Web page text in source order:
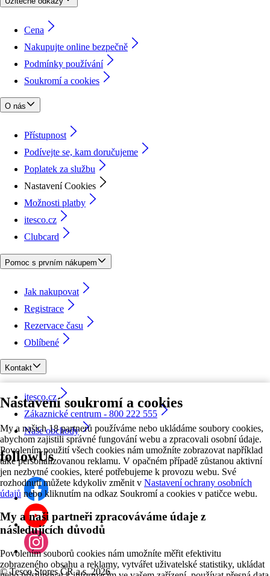
Nastavení soukromí a cookies
My a našich 18 partnerů používáme nebo ukládáme soubory cookies,
abychom zajistili správné fungování webu a zpracovali osobní údaje.
Povolením použití všech cookies nám umožníte zobrazovat například
také personalizovanou reklamu. V opačném případě zůstanou aktivní
jen nezbytné cookies, které potřebujeme k provozu webu. Své
rozhodnutí můžete kdykoliv změnit v Nastavení ochrany osobních
údajů nebo kliknutím na odkaz Soukromí a cookies v patičce webu.
My a naši partneři zpracováváme údaje z
následujících důvodů
Povolením souborů cookies nám umožníte měřit efektivitu
zobrazeného obsahu a reklamy, vytvářet uživatelské statistiky, ukládat
Cena
Nakupujte online bezpečně
Podmínky používání
Soukromí a cookies
O nás
Přístupnost
Podívejte se, kam doručujeme
Poplatek za službu
Nastavení Cookies
Možnosti platby
itesco.cz
Clubcard
Pomoc s prvním nákupem
Jak nakupovat
Registrace
Rezervace času
Oblíbené
Kontakt
itesco.cz
Zákaznické centrum - 800 222 555
Naše obchody
followUs
©Tesco Stores ČR a.s. 2026